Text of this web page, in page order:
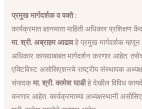
प्रमुख मार्गदर्शक व वक्ते :
कार्यक्रमात ज्ञानमाता माहिती अधिकार
मा. श्री. अब्राहम आढावहे प्रमुख मार्गदर्शक म्हणून
अधिकार कायद्याबाबत मार्गदर्शन करणार आहेत.
एक्टिविस्ट असोसिएशनचे राष्ट्रीय संस्थापक
संपादकमा. श्री. कामेश घाडीहे देखील विविध
करणार आहेत. कार्यक्रमाच्या अध्यक्षस्थानी